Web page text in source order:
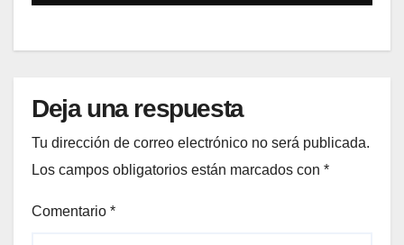
Deja una respuesta
Tu dirección de correo electrónico no será publicada.
Los campos obligatorios están marcados con *
Comentario *